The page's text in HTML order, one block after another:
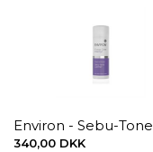
340,00 DKK